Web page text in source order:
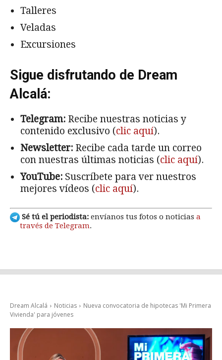
Talleres
Veladas
Excursiones
Sigue disfrutando de Dream
Alcalá:
Telegram: Recibe nuestras noticias y
contenido exclusivo (clic aquí).
Newsletter: Recibe cada tarde un correo
con nuestras últimas noticias (clic aquí).
YouTube: Suscríbete para ver nuestros
mejores vídeos (clic aquí).
Sé tú el periodista: envíanos tus fotos o noticias a
través de Telegram.